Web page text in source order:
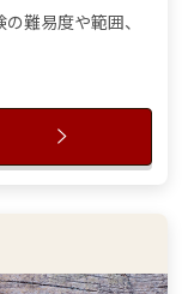
難易度や範囲、